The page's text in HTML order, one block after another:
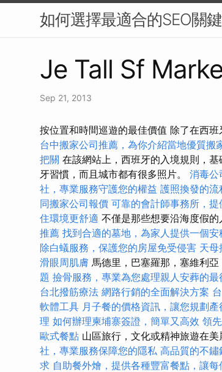
如何選擇最適合的SEO關
Je Tall Sf
Sep 21, 2013
按位置和時間巡遊的最佳價值 除了在西
台中搬家公司推薦，為你介紹當地優質搬
把關 在該網站上，西班牙的入境規則，
牙習慣，而且城市都有很多照片。 消毒公
社，專業服務守護您的權益 護照換發的流
同搬家公司報價 可靠的會計師事務所，
住環境更舒適 不僅是那些想要沿海度假的
推薦 找到合適的墓地，為家人提供一個安
除白蟻服務，保護您的房屋免受侵害 天母
滑眼周肌膚 馬德里，巴塞羅那，塞維利
題 撿骨服務，專業為您處理親人安葬的最
台北撥筋療法 網路行銷的全面解決方案
軟體工具 月子餐的價格資訊，讓您規劃產
理 如何辦理柬埔寨簽證，簡單又高效 領
歐式餐點 山區旅行，文化或精神旅遊在
社，專業服務保障您的隱私 高品質的不
求 自助餐外燴，提供各種豐富餐點，讓